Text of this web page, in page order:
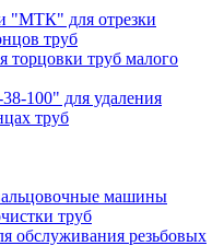
"МТК" для отрезки
труб
торцовки труб малого
100" для удаления
труб
машины
труб
обслуживания резьбовых